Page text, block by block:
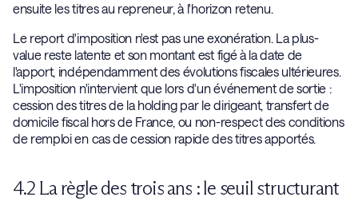
ensuite les titres au repreneur, à l'horizon retenu.
Le report d'imposition n'est pas une exonération. La plus-
value reste latente et son montant est figé à la date de
l'apport, indépendamment des évolutions fiscales ultérieures.
L'imposition n'intervient que lors d'un événement de sortie :
cession des titres de la holding par le dirigeant, transfert de
domicile fiscal hors de France, ou non-respect des conditions
de remploi en cas de cession rapide des titres apportés.
4.2 La règle des trois ans : le seuil structurant